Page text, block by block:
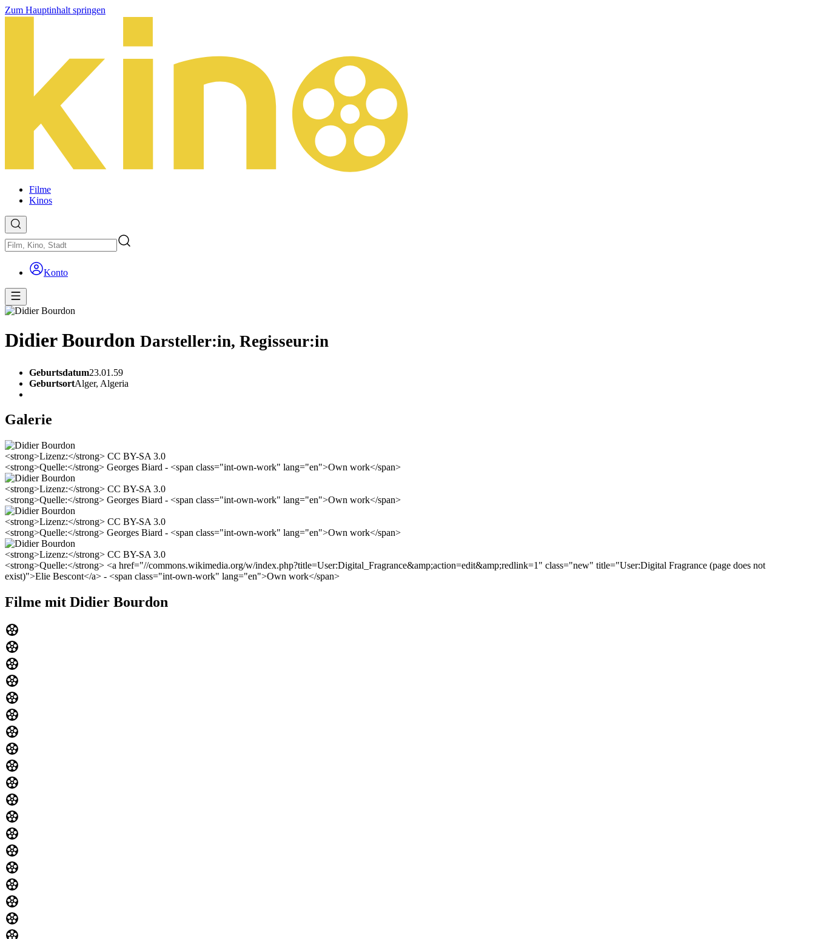
Zum Hauptinhalt springen
Filme
Kinos
Konto
Didier Bourdon Darsteller:in, Regisseur:in
Geburtsdatum23.01.59
GeburtsortAlger, Algeria
Galerie
<strong>Lizenz:</strong> CC BY-SA 3.0
<strong>Quelle:</strong> Georges Biard - <span class="int-own-work" lang="en">Own work</span>
<strong>Lizenz:</strong> CC BY-SA 3.0
<strong>Quelle:</strong> Georges Biard - <span class="int-own-work" lang="en">Own work</span>
<strong>Lizenz:</strong> CC BY-SA 3.0
<strong>Quelle:</strong> Georges Biard - <span class="int-own-work" lang="en">Own work</span>
<strong>Lizenz:</strong> CC BY-SA 3.0
<strong>Quelle:</strong> <a href="//commons.wikimedia.org/w/index.php?title=User:Digital_Fragrance&amp;action=edit&amp;redlink=1" class="new" title="User:Digital Fragrance (page does not
exist)">Elie Bescont</a> - <span class="int-own-work" lang="en">Own work</span>
Filme mit Didier Bourdon